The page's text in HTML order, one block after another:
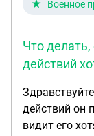
позиция и
Закона «О
ст. 18:**
потребовать
ст. 18:**
Военное
Что
действий
действий он
видит его